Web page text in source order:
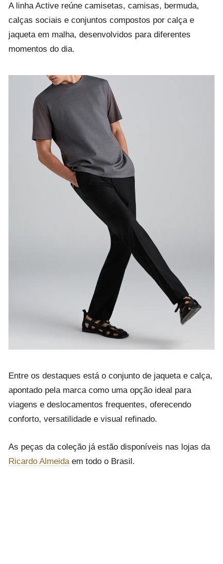
A linha Active reúne camisetas, camisas, bermuda,
calças sociais e conjuntos compostos por calça e
jaqueta em malha, desenvolvidos para diferentes
momentos do dia.
Entre os destaques está o conjunto de jaqueta e calça,
apontado pela marca como uma opção ideal para
viagens e deslocamentos frequentes, oferecendo
conforto, versatilidade e visual refinado.
As peças da coleção já estão disponíveis nas lojas da
Ricardo Almeida em todo o Brasil.